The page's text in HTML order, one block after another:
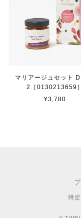
マリアージュセット
2［0130213659］
¥3,780
特